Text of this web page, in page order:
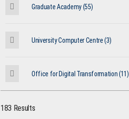
Graduate Academy (55)
University Computer Centre (3)
Office for Digital Transformation (11)
183 Results